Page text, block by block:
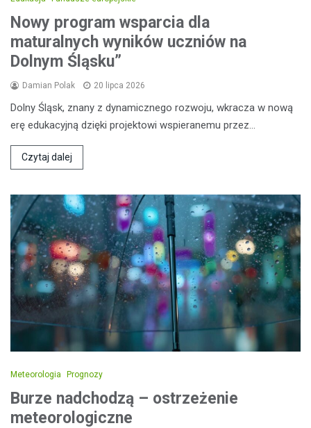
Nowy program wsparcia dla
maturalnych wyników uczniów na
Dolnym Śląsku”
Damian Polak 20 lipca 2026
Dolny Śląsk, znany z dynamicznego rozwoju, wkracza w nową
erę edukacyjną dzięki projektowi wspieranemu przez…
Czytaj dalej
Meteorologia Prognozy
Burze nadchodzą – ostrzeżenie
meteorologiczne